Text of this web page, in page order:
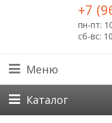
+7
пн-пт:
сб-вс:
Меню
Каталог